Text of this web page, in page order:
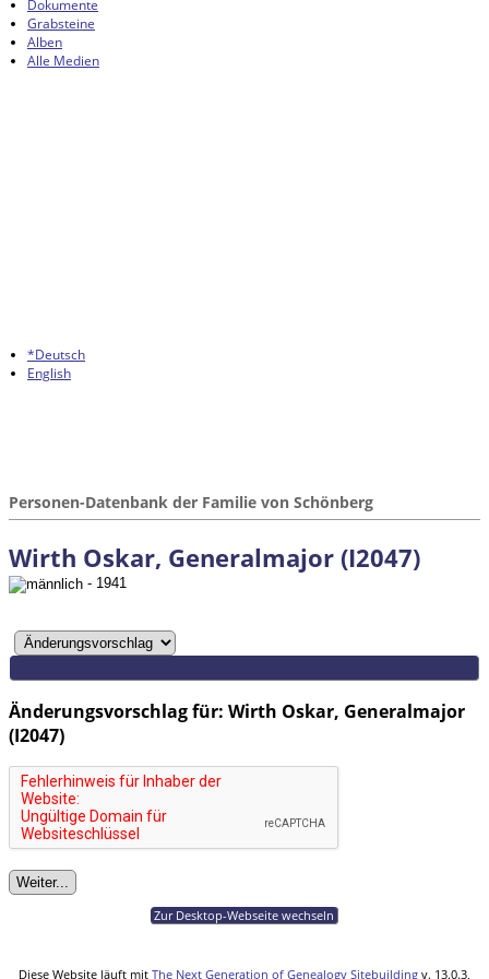
Dokumente
Grabsteine
Alben
Alle Medien
*Deutsch
English
Personen-Datenbank der Familie von Schönberg
Wirth Oskar, Generalmajor (I2047)
- 1941
Änderungsvorschlag für: Wirth Oskar, Generalmajor
(I2047)
Zur Desktop-Webseite wechseln
Diese Website läuft mit The Next Generation of Genealogy Sitebuilding v. 13.0.3,